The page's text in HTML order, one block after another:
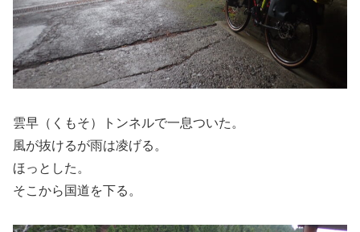
雲早（くもそ）トンネルで一息ついた。
風が抜けるが雨は凌げる。
ほっとした。
そこから国道を下る。